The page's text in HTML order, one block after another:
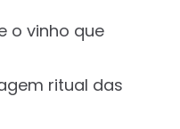
o vinho que
ritual das